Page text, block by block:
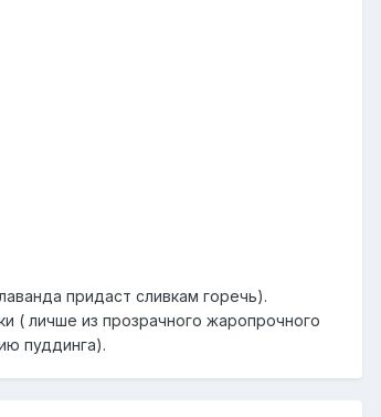
придаст сливкам горечь).
( личше из прозрачного жаропрочного
пуддинга).